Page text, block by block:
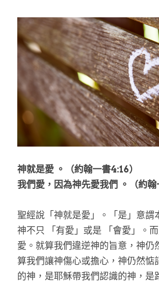
台灣教會人物檔案
乘著夢想去旅行
成長部落格
特稿
解惑之窗
神學淺說
好書櫥窗
厝邊頭尾
家書
奉獻支持
神就是愛 。（約翰一書4:16）
我們愛，因為神先愛我們 。（約翰
聖經說「神就是愛」。「是」意謂
神不只 「有愛」或是 「會愛」。
愛。就算我們違逆神的旨意，神仍
算我們讓神傷心或擔心，神仍然惦
的神，是耶穌帶我們認識的神，是